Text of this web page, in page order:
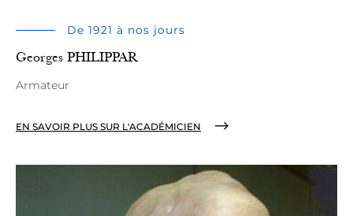
De 1921 à nos jours
Georges PHILIPPAR
Armateur
EN SAVOIR PLUS SUR L'ACADÉMICIEN